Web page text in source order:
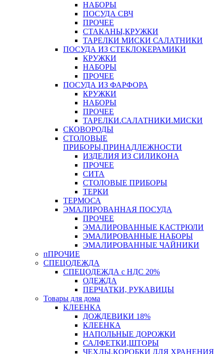
НАБОРЫ
ПОСУДА СВЧ
ПРОЧЕЕ
СТАКАНЫ,КРУЖКИ
ТАРЕЛКИ МИСКИ САЛАТНИКИ
ПОСУДА ИЗ СТЕКЛОКЕРАМИКИ
КРУЖКИ
НАБОРЫ
ПРОЧЕЕ
ПОСУДА ИЗ ФАРФОРА
КРУЖКИ
НАБОРЫ
ПРОЧЕЕ
ТАРЕЛКИ.САЛАТНИКИ.МИСКИ
СКОВОРОДЫ
СТОЛОВЫЕ
ПРИБОРЫ,ПРИНАДЛЕЖНОСТИ
ИЗДЕЛИЯ ИЗ СИЛИКОНА
ПРОЧЕЕ
СИТА
СТОЛОВЫЕ ПРИБОРЫ
ТЕРКИ
ТЕРМОСА
ЭМАЛИРОВАННАЯ ПОСУДА
ПРОЧЕЕ
ЭМАЛИРОВАННЫЕ КАСТРЮЛИ
ЭМАЛИРОВАННЫЕ НАБОРЫ
ЭМАЛИРОВАННЫЕ ЧАЙНИКИ
пПРОЧИЕ
СПЕЦОДЕЖДА
СПЕЦОДЕЖДА с НДС 20%
ОДЕЖДА
ПЕРЧАТКИ, РУКАВИЦЫ
Товары для дома
КЛЕЕНКА
ДОЖДЕВИКИ 18%
КЛЕЕНКА
НАПОЛЬНЫЕ ДОРОЖКИ
САЛФЕТКИ,ШТОРЫ
ЧЕХЛЫ,КОРОБКИ ДЛЯ ХРАНЕНИЯ